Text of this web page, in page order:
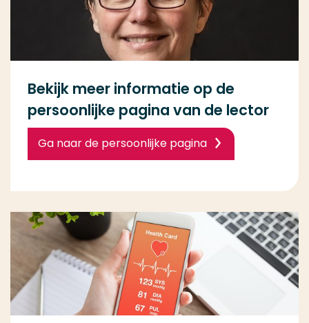
Bekijk meer informatie op de
persoonlijke pagina van de lector
Ga naar de persoonlijke pagina